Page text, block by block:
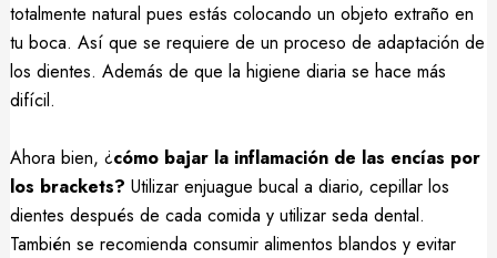
totalmente natural pues estás colocando un objeto extraño en
tu boca. Así que se requiere de un proceso de adaptación de
los dientes. Además de que la higiene diaria se hace más
difícil.
Ahora bien, ¿cómo bajar la inflamación de las encías por
los brackets? Utilizar enjuague bucal a diario, cepillar los
dientes después de cada comida y utilizar seda dental.
También se recomienda consumir alimentos blandos y evitar